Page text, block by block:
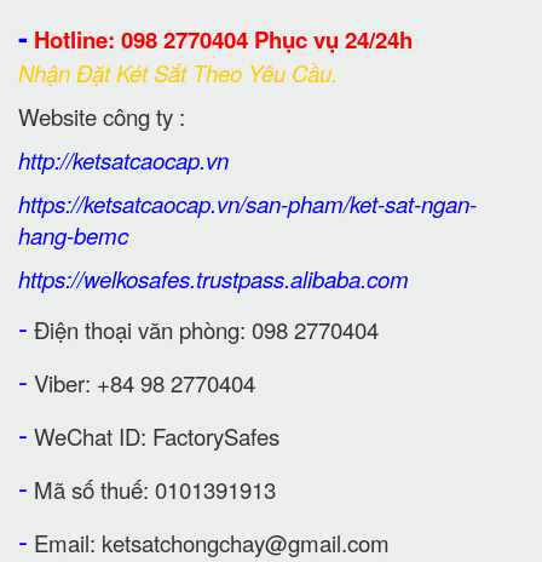
- Hotline: 098 2770404 Phục vụ 24/24h
Nhận Đặt Két Sắt Theo Yêu Cầu.
Website công ty :
http://ketsatcaocap.vn
https://ketsatcaocap.vn/san-pham/ket-sat-ngan-
hang-bemc
https://welkosafes.trustpass.alibaba.com
- Điện thoại văn phòng: 098 2770404
- Viber: +84 98 2770404
- WeChat ID: FactorySafes
- Mã số thuế: 0101391913
- Email: ketsatchongchay@gmail.com